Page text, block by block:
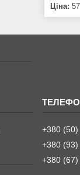
Ціна:
+380 (50)
+380 (93)
+380 (67)